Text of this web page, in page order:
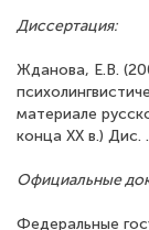
Диссертация:
Жданова, Е.В.
материале
конца XX в.) Дис.
Официальные
Федеральные